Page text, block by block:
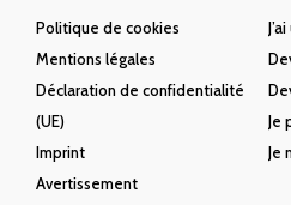
Politique de cookies
Mentions légales
Déclaration de confidentialité
(UE)
Imprint
Avertissement
Je
Je